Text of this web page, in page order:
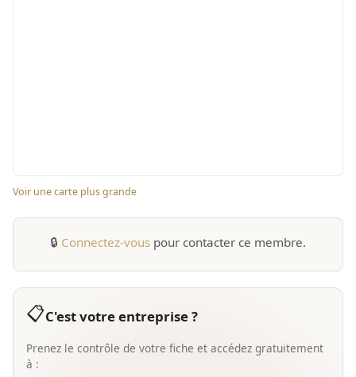
Voir une carte plus grande
🔒 Connectez-vous pour contacter ce membre.
📋C'est votre entreprise ?
Prenez le contrôle de votre fiche et accédez gratuitement
à :